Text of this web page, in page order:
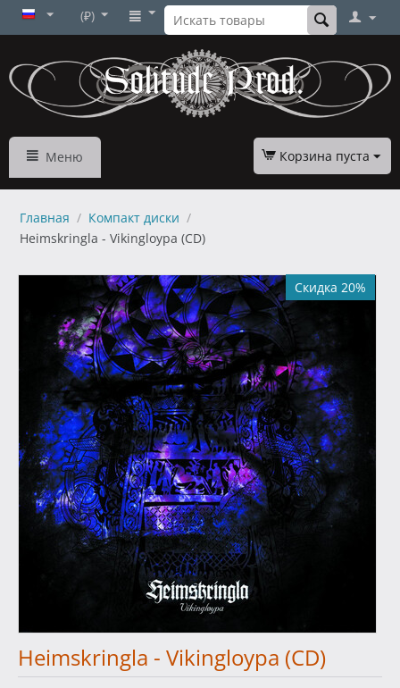
(₽)
Меню Корзина пуста
Главная / Компакт диски /
Heimskringla - Vikingloypa (CD)
Скидка 20%
Heimskringla - Vikingloypa (CD)